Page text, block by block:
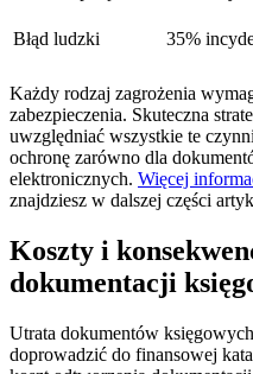
Błąd ludzki
35%
Każdy rodzaj zagrożenia
zabezpieczenia. Skuteczna
uwzględniać wszystkie te
ochronę zarówno dla
elektronicznych. Więcej
znajdziesz w dalszej części
Koszty i
dokumentacji
Utrata dokumentów
doprowadzić do finansowej